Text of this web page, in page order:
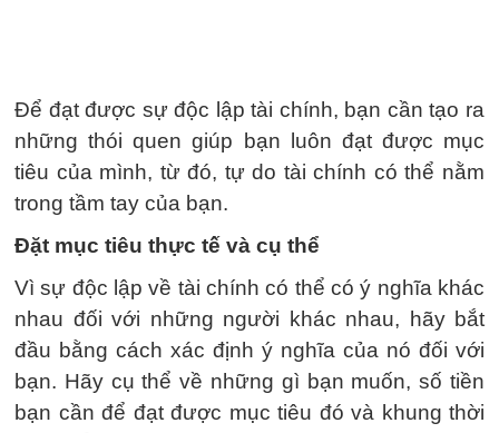
Để đạt được sự độc lập tài chính, bạn cần tạo ra
những thói quen giúp bạn luôn đạt được mục
tiêu của mình, từ đó, tự do tài chính có thể nằm
trong tầm tay của bạn.
Đặt mục tiêu thực tế và cụ thể
Vì sự độc lập về tài chính có thể có ý nghĩa khác
nhau đối với những người khác nhau, hãy bắt
đầu bằng cách xác định ý nghĩa của nó đối với
bạn. Hãy cụ thể về những gì bạn muốn, số tiền
bạn cần để đạt được mục tiêu đó và khung thời